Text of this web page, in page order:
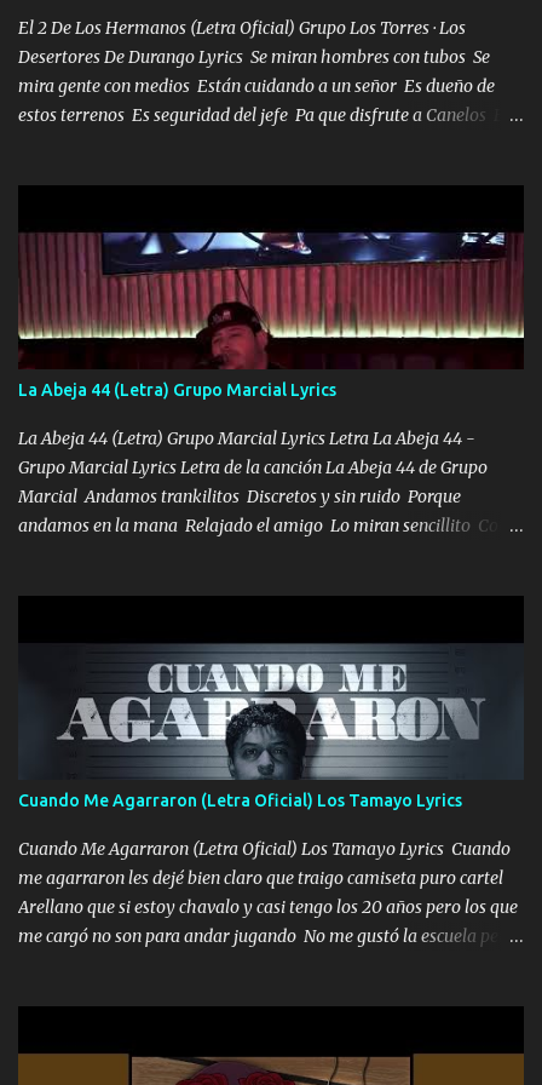
en corto me tiró a per...
El 2 De Los Hermanos (Letra Oficial) Grupo Los Torres · Los
Desertores De Durango Lyrics Se miran hombres con tubos Se
mira gente con medios Están cuidando a un señor Es dueño de
estos terrenos Es seguridad del jefe Pa que disfrute a Canelos Es
ni tampoco las mujeres porque es platica de grandes por eso hay
que estar alegres doy las instrucciones para atender los deberes
Música Si es que salta algún problema de confianza tengo gente
ahí está el Hombre Cuarenta y también Pariente 7 arreglan
cualquier problema no más es cuestión que ordené NOS HACE
FALTA UN HERMANO DE CLAVE ERA EL 24 SIEMPRE FUE UN
HOMBRE VALIENTE POR ALGO M'URIÓ PELEAND0 SIEMPRE
VIO POR LA FAMILIA PARA QUE SIGA EL LEGADO Es el DOS de
los HERMANOS un cerebro inteligente y com...
La Abeja 44 (Letra) Grupo Marcial Lyrics
La Abeja 44 (Letra) Grupo Marcial Lyrics Letra La Abeja 44 -
Grupo Marcial Lyrics Letra de la canción La Abeja 44 de Grupo
Marcial Andamos trankilitos Discretos y sin ruido Porque
andamos en la mana Relajado el amigo Lo miran sencillito Con
coronamos Se jala los marciales Y sus guitarras ya van sonando
Un gallardo me prendo Para agarrar el vuelo y la mente y
tranquilizando Tomense un buen trago Y así es como empezamos
los versos que voy cantando (Music) A vido alta y bajas La carreta
se atora Pero nunca le aflojamos Ya me han pasado cosas Y
aunque ustedes no sepan Pero la vida es muy corta Hay que
echarle chingazos Y seguir trabajando porque nada es...
Cuando Me Agarraron (Letra Oficial) Los Tamayo Lyrics
Cuando Me Agarraron (Letra Oficial) Los Tamayo Lyrics Cuando
me agarraron les dejé bien claro que traigo camiseta puro cartel
Arellano que si estoy chavalo y casi tengo los 20 años pero los que
me cargó no son para andar jugando No me gustó la escuela pero
Yo Soy El De Las Pacas Sobrino Del Brazo Armad0 Con mi Glock